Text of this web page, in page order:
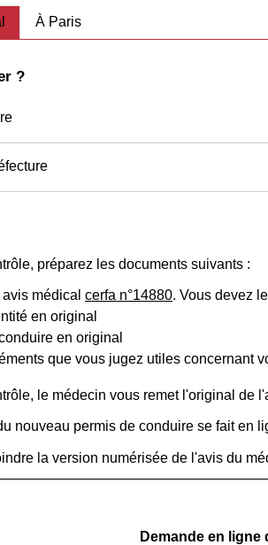
À Paris
?
préparez les documents suivants :
avis médicalcerfa n°14880. Vous devez
en original
en original
que vous jugez utiles concernant
le médecin vous remet l'original de
nouveau permis de conduire se fait en
la version numérisée de l'avis du
Demande en